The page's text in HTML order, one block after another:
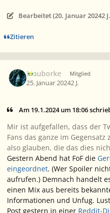
Bearbeitet (20. Januar 20242 J.
Zitieren
Blauborke Mitglied
25. Januar 20242 J.
Am 19.1.2024 um 18:06
Mir ist aufgefallen, dass der
Fans das ganze im
also glauben, die das dies
Gestern Abend hat FoF die
eingeordnet. (Wer Spoiler
aufrufen.) Demnach handelt
einen Mix aus bereits
Informationen und Unfug.
Post gestern in einer Reddit-